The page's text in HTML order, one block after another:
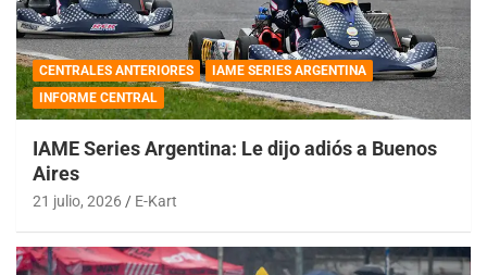
CENTRALES ANTERIORES
IAME SERIES ARGENTINA
INFORME CENTRAL
IAME Series Argentina: Le dijo adiós a Buenos
Aires
21 julio, 2026 E-Kart